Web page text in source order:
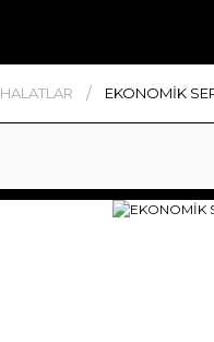
HALATLAR EKONOMİK